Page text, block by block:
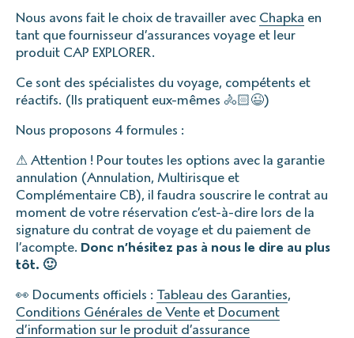
Nous avons fait le choix de travailler avec Chapka en
tant que fournisseur d’assurances voyage et leur
produit CAP EXPLORER.
Ce sont des spécialistes du voyage, compétents et
réactifs. (Ils pratiquent eux-mêmes 🚴🏻😉)
Nous proposons 4 formules :
⚠ Attention ! Pour toutes les options avec la garantie
annulation (Annulation, Multirisque et
Complémentaire CB), il faudra souscrire le contrat au
moment de votre réservation c’est-à-dire lors de la
signature du contrat de voyage et du paiement de
l’acompte. Donc n’hésitez pas à nous le dire au plus
tôt. 🙂
👀 Documents officiels : Tableau des Garanties,
Conditions Générales de Vente et Document
d’information sur le produit d’assurance